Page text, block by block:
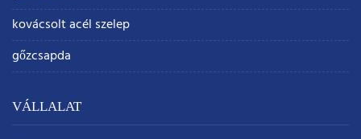
kovácsolt acél szelep
gőzcsapda
VÁLLALAT